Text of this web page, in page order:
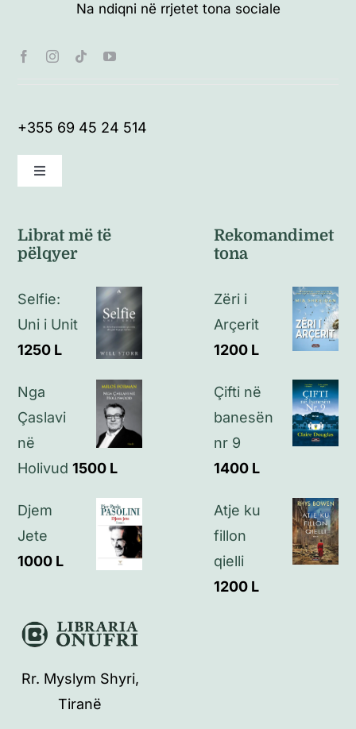
Na ndiqni në rrjetet tona sociale
+355 69 45 24 514
Toggle
Politikat e kthimeve
Politikat e privatësisë
Librat më të
pëlqyer
Selfie:
Uni i Unit
1250 L
Nga
Çaslavi
në
Holivud 1500 L
Djem
Jete
1000 L
Rekomandimet
tona
Zëri i
Arçerit
1200 L
Çifti në
banesën
nr 9
1400 L
Atje ku
fillon
qielli
1200 L
Rr. Myslym Shyri,
Tiranë